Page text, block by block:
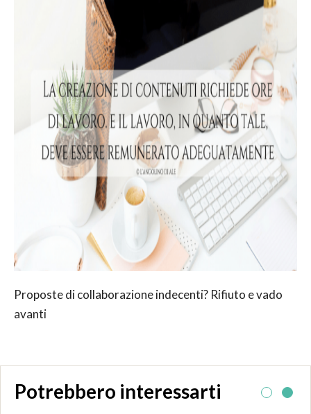
Proposte di collaborazione indecenti? Rifiuto e vado
avanti
Potrebbero interessarti